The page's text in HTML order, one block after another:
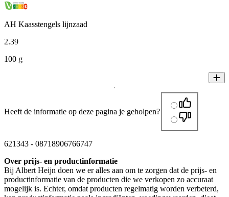
AH Kaasstengels lijnzaad
2.39
100 g
Heeft de informatie op deze pagina je geholpen?
621343 - 08718906766747
Over prijs- en productinformatie
Bij Albert Heijn doen we er alles aan om te zorgen dat de prijs- en
productinformatie van de producten die we verkopen zo accuraat
mogelijk is. Echter, omdat producten regelmatig worden verbeterd,